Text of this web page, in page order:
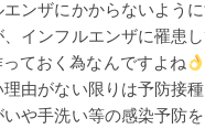
ンザにかからないよう
インフルエンザに罹患
ておく為なんですよね
由がない限りは予防接
や手洗い等の感染予防